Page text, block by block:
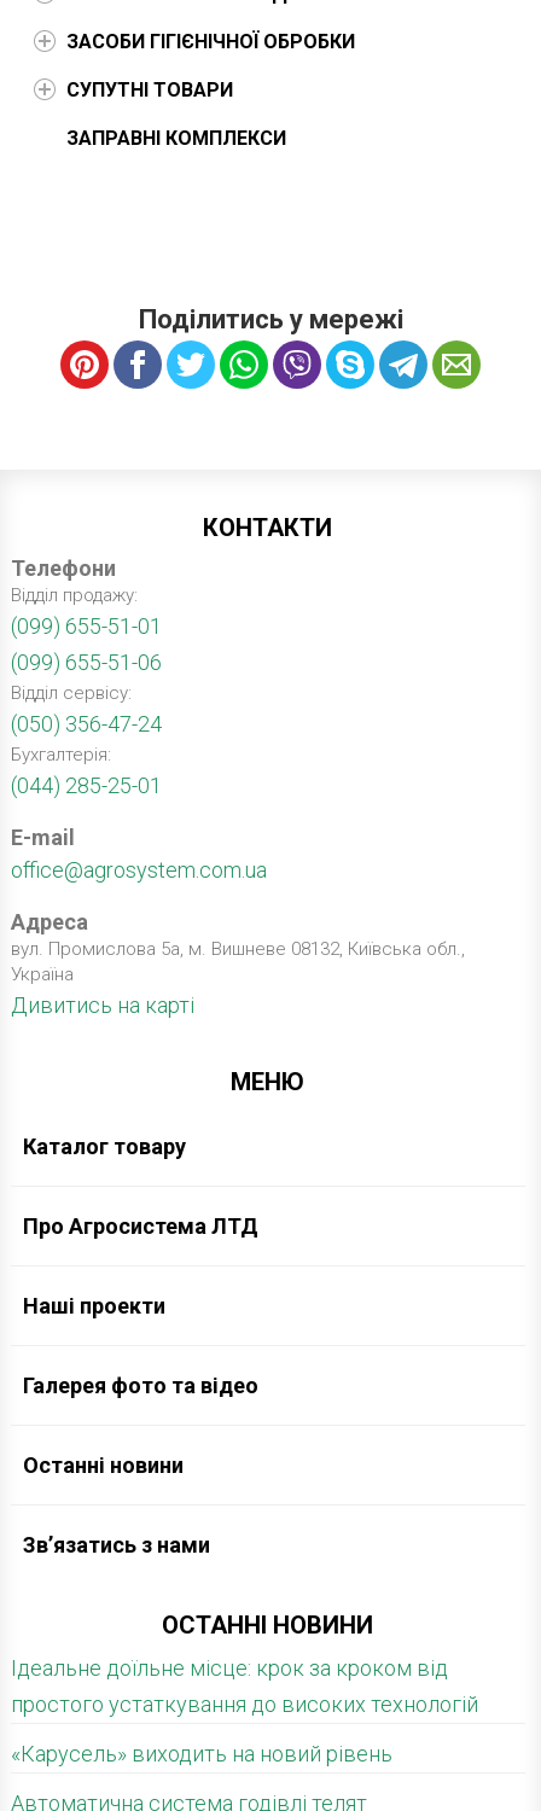
ЗАСОБИ ГІГІЄНІЧНОЇ ОБРОБКИ
СУПУТНІ ТОВАРИ
ЗАПРАВНІ КОМПЛЕКСИ
Поділитись у мережі
КОНТАКТИ
Телефони
Відділ продажу:
(099) 655-51-01
(099) 655-51-06
Відділ сервісу:
(050) 356-47-24
Бухгалтерія:
(044) 285-25-01
E-mail
office@agrosystem.com.ua
Адреса
вул. Промислова 5а, м. Вишневе 08132, Київська обл.,
Україна
Дивитись на карті
МЕНЮ
Каталог товару
Про Агросистема ЛТД
Наші проекти
Галерея фото та відео
Останні новини
Зв’язатись з нами
ОСТАННІ НОВИНИ
Ідеальне доїльне місце: крок за кроком від
простого устаткування до високих технологій
«Карусель» виходить на новий рівень
Автоматична система годівлі телят